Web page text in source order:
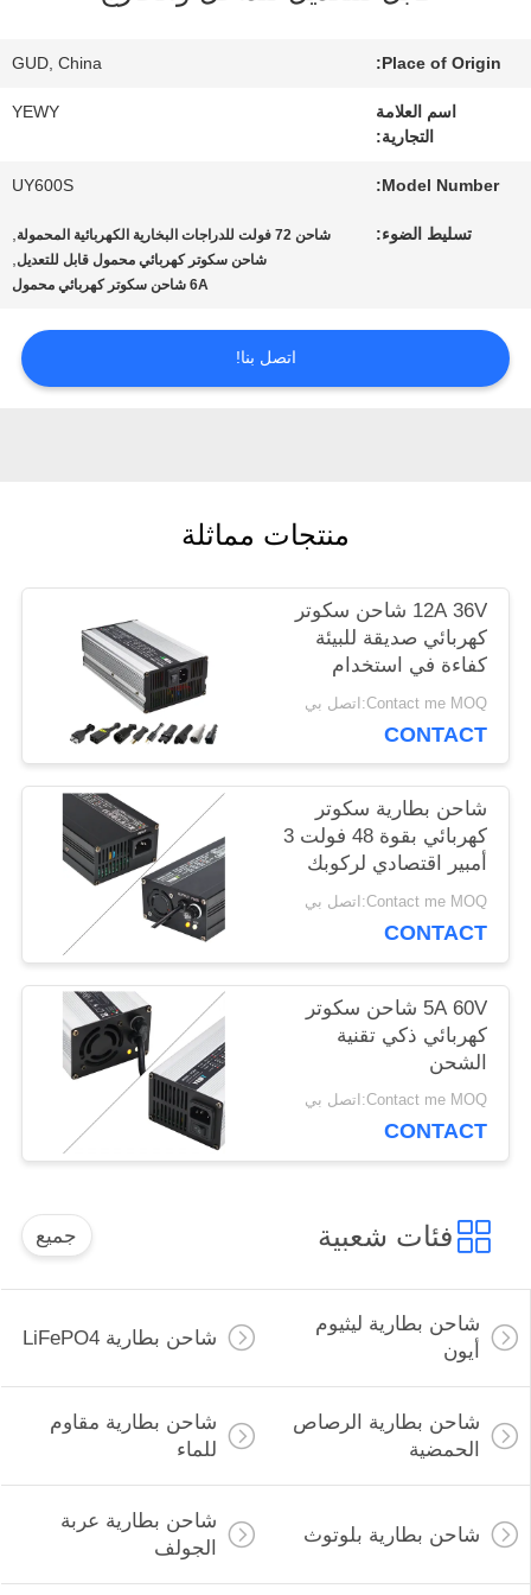
جولة
المعمل
رقابة
اتصل
حالات
خريطة
الموقع
PRIVACY
POLICY
Place of Origin:
GUD, China
اسم العلامة
التجارية:
YEWY
Model Number:
UY600S
تسليط الضوء: شاحن 72 فولت للدراجات البخارية الكهربائية المحمولة ,
شاحن سكوتر كهربائي محمول قابل للتعديل,
6A شاحن سكوتر كهربائي محمول
اتصل بنا!
منتجات مماثلة
12A 36V شاحن سكوتر
كهربائي صديقة للبيئة
كفاءة في استخدام
الطاقة
Contact me MOQ:اتصل بي
CONTACT
شاحن بطارية سكوتر
كهربائي بقوة 48 فولت 3
أمبير اقتصادي لركوبك
Contact me MOQ:اتصل بي
CONTACT
5A 60V شاحن سكوتر
كهربائي ذكي تقنية
الشحن
Contact me MOQ:اتصل بي
CONTACT
فئات شعبية جميع
شاحن بطارية ليثيوم
أيون
شاحن بطارية LiFePO4
شاحن بطارية الرصاص
الحمضية
شاحن بطارية مقاوم
للماء
شاحن بطارية بلوتوث
شاحن بطارية عربة
الجولف